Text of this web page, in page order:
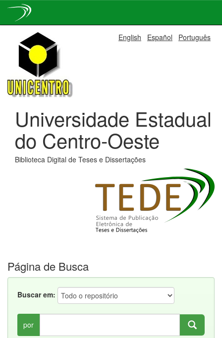
navigation
English Español Português
Universidade Estadual
do Centro-Oeste
Biblioteca Digital de Teses e Dissertações
Página de Busca
Buscar em:
por